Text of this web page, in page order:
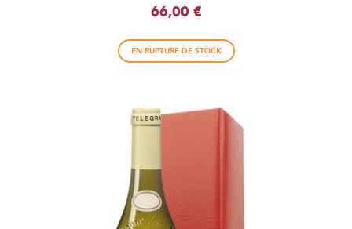
66,00 €
EN RUPTURE DE STOCK